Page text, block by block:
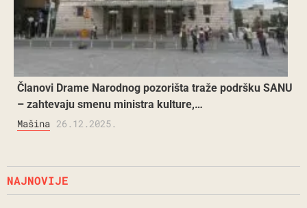
Članovi Drame Narodnog pozorišta traže podršku SANU
– zahtevaju smenu ministra kulture,…
Mašina 26.12.2025.
NAJNOVIJE